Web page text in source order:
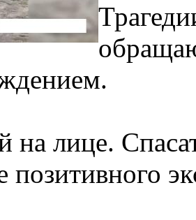
на лице.
позитивного